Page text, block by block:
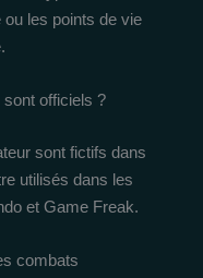
les points de vie
officiels ?
sont fictifs dans
utilisés dans les
et Game Freak.
combats